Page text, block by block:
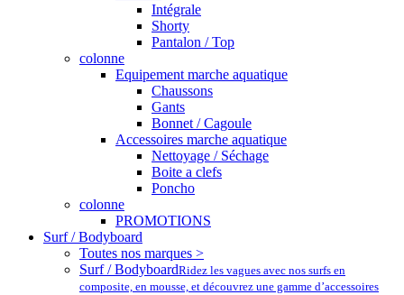
Intégrale
Shorty
Pantalon / Top
colonne
Equipement marche aquatique
Chaussons
Gants
Bonnet / Cagoule
Accessoires marche aquatique
Nettoyage / Séchage
Boite a clefs
Poncho
colonne
PROMOTIONS
Surf / Bodyboard
Toutes nos marques >
Surf / BodyboardRidez les vagues avec nos surfs en
composite, en mousse, et découvrez une gamme d’accessoires